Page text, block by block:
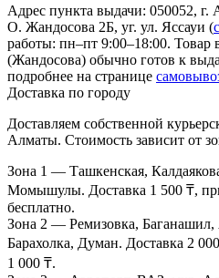
Адрес пункта выдачи: 050052, г.
О. Жандосова 2Б, уг. ул. Яссауи (
работы: пн–пт 9:00–18:00. Товар
(Жандосова) обычно готов к
подробнее на странице
Доставка по городу
Доставляем собственной
Алматы. Стоимость зависит от
Зона 1 — Ташкенская,
Момышулы. Доставка 1 500 ₸,
бесплатно.
Зона 2 — Ремизовка,
Барахолка, Думан. Доставка 2
1 000 ₸.